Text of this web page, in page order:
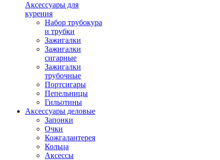
Аксессуары для
курения
Набор трубокура
и трубки
Зажигалки
Зажигалки
сигарные
Зажигалки
трубочные
Портсигары
Пепельницы
Гильотины
Аксессуары деловые
Запонки
Очки
Кожгалантерея
Кольца
Аксессы